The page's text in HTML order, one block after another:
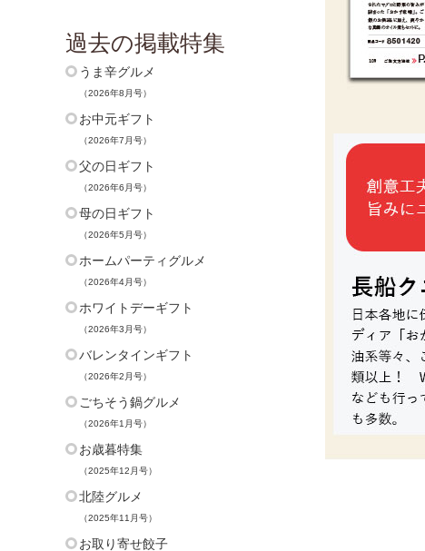
過去の掲載特集
うま辛グルメ
（2026年8月号）
お中元ギフト
（2026年7月号）
父の日ギフト
（2026年6月号）
母の日ギフト
（2026年5月号）
ホームパーティグルメ
（2026年4月号）
ホワイトデーギフト
（2026年3月号）
バレンタインギフト
（2026年2月号）
ごちそう鍋グルメ
（2026年1月号）
お歳暮特集
（2025年12月号）
北陸グルメ
（2025年11月号）
お取り寄せ餃子